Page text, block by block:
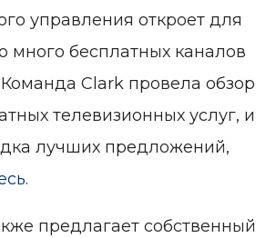
управления откроет для
много бесплатных каналов
Команда Clark провела обзор
телевизионных услуг, и
лучших предложений,
.
предлагает собственный